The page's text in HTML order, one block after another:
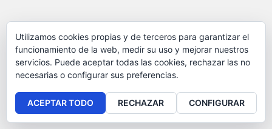
Utilizamos cookies propias y de terceros para garantizar el
funcionamiento de la web, medir su uso y mejorar nuestros
servicios. Puede aceptar todas las cookies, rechazar las no
necesarias o configurar sus preferencias.
ACEPTAR TODO RECHAZAR CONFIGURAR